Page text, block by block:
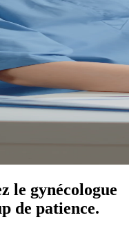
le gynécologue
de patience.